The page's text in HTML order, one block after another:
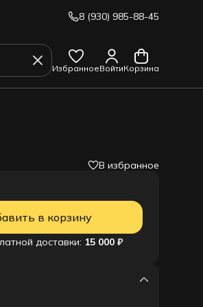
8 (930) 985-88-45
ИзбранноеВойтиКорзина
В избранное
в корзину
доставки: 15 000 ₽